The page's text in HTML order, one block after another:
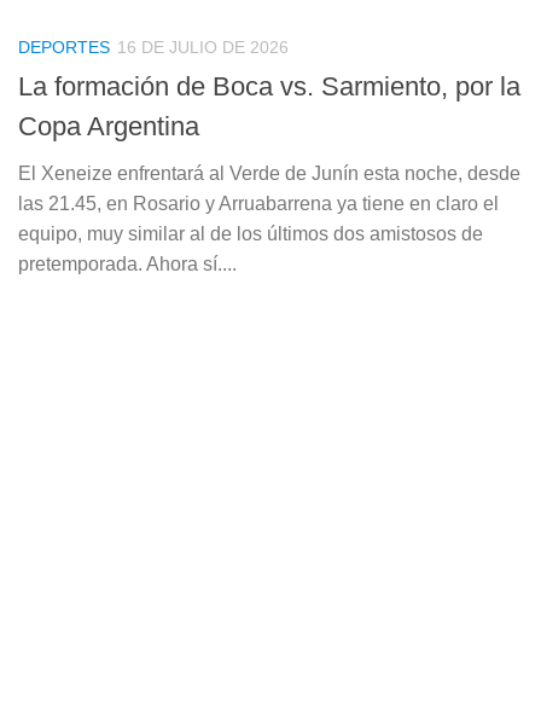
DEPORTES 16 DE JULIO DE 2026
La formación de Boca vs. Sarmiento, por la
Copa Argentina
El Xeneize enfrentará al Verde de Junín esta noche, desde
las 21.45, en Rosario y Arruabarrena ya tiene en claro el
equipo, muy similar al de los últimos dos amistosos de
pretemporada. Ahora sí....